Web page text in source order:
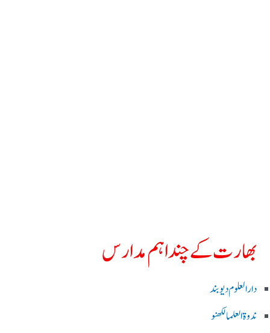
بھارت کے چند اہم مدارس
دارالعلوم دیوبند
ندوۃالعلما لکھنو